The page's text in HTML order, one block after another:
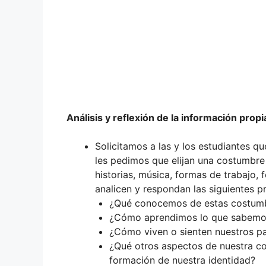
Análisis y reflexión de la información
Solicitamos a las y los estudiantes
les pedimos que elijan una
historias, música, formas de trabajo,
analicen y respondan las siguientes
¿Qué conocemos de estas
¿Cómo aprendimos lo que
¿Cómo viven o sienten nuestros
¿Qué otros aspectos de nuestra
formación de nuestra identidad?